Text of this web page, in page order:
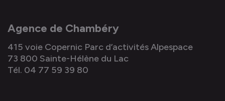
Agence de Chambéry
415 voie Copernic Parc d’activités Alpespace
73 800 Sainte-Hélène du Lac
Tél. 04 77 59 39 80